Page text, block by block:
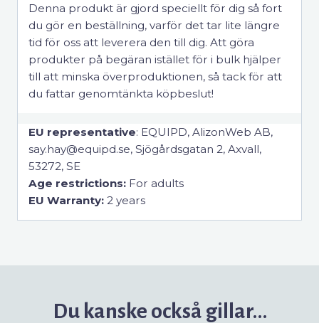
Denna produkt är gjord speciellt för dig så fort
du gör en beställning, varför det tar lite längre
tid för oss att leverera den till dig. Att göra
produkter på begäran istället för i bulk hjälper
till att minska överproduktionen, så tack för att
du fattar genomtänkta köpbeslut!
EU representative: EQUIPD, AlizonWeb AB,
say.hay@equipd.se, Sjögårdsgatan 2, Axvall,
53272, SE
Age restrictions: For adults
EU Warranty: 2 years
Du kanske också gillar…